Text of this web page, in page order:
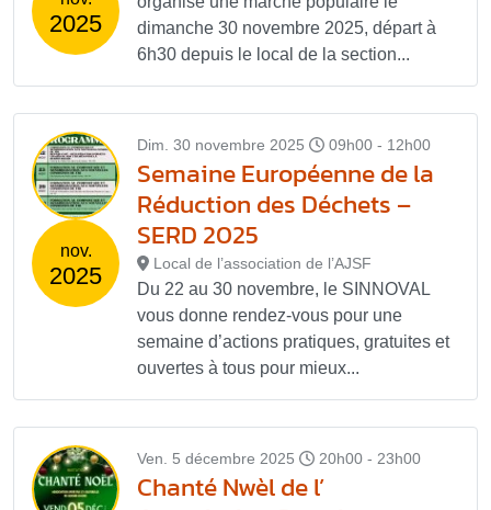
2025
dimanche 30 novembre 2025, départ à
6h30 depuis le local de la section...
nov.
2025
Dim. 30 novembre 2025 09h00 - 12h00
Semaine Européenne de la
Réduction des Déchets –
SERD 2025
Local de l’association de l’AJSF
Du 22 au 30 novembre, le SINNOVAL
vous donne rendez-vous pour une
semaine d’actions pratiques, gratuites et
ouvertes à tous pour mieux...
Ven. 5 décembre 2025 20h00 - 23h00
Chanté Nwèl de l’